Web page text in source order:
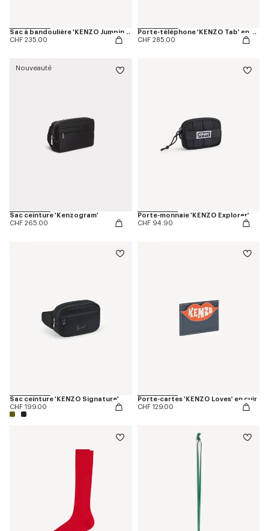
Sac à bandoulière 'KENZO Jumping Tiger'
CHF 235.00
Porte-téléphone 'KENZO Tab' en cuir
CHF 285.00
Nouveauté
Sac ceinture 'Kenzogram'
CHF 265.00
Porte-monnaie 'KENZO Explorer'
CHF 94.90
Sac ceinture 'KENZO Signature'
CHF 199.00
Porte-cartes 'KENZO Loves' en cuir
CHF 129.00